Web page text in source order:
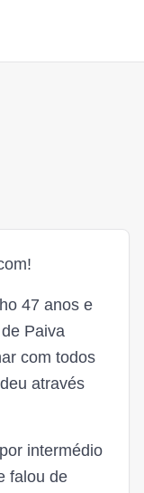
47 anos e
Paiva
com todos
através
intermédio
falou de